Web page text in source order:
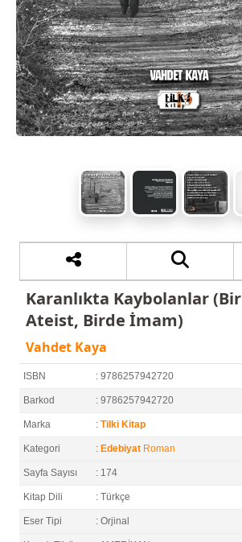
Karanlıkta Kaybolanlar
Ateist, Birde İmam)
Vahdet Kaya
ISBN : 9786257942720
Barkod : 9786257942720
Marka : Tilki Kitap
Kategori : Edebiyat Roman
Sayfa Sayısı : 174
Kitap Dili : Türkçe
Eser Tipi : Orjinal